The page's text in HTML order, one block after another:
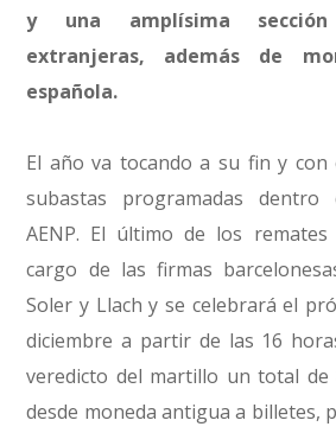
y una amplísima
extranjeras, además de
española.
El año va tocando a su fin y con
subastas programadas dentro
AENP. El último de los
cargo de las firmas
Soler y Llach y se celebrará el
diciembre a partir de las 16
veredicto del martillo un total de
desde moneda antigua a billetes,